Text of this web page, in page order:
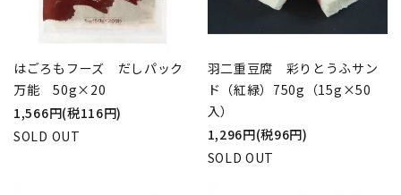
はごろもフーズ だしパック
万能 50g×20
1,566円(税116円)
SOLD OUT
羽二重豆腐 彩りとうふサン
ド（紅緑）750g（15g×50
入）
1,296円(税96円)
SOLD OUT